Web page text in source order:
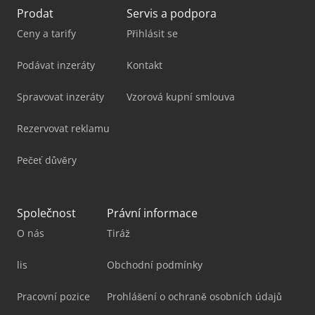
Prodat
Ceny a tarify
Podávat inzeráty
Spravovat inzeráty
Rezervovat reklamu
Pečeť důvěry
Servis a podpora
Přihlásit se
Kontakt
Vzorová kupní smlouva
Společnost
O nás
lis
Pracovní pozice
Právní informace
Tiráž
Obchodní podmínky
Prohlášení o ochraně osobních údajů